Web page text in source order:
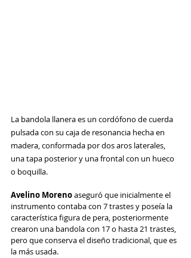
La bandola llanera es un cordófono de cuerda
pulsada con su caja de resonancia hecha en
madera, conformada por dos aros laterales,
una tapa posterior y una frontal con un hueco
o boquilla.
Avelino Moreno aseguró que inicialmente el
instrumento contaba con 7 trastes y poseía la
característica figura de pera, posteriormente
crearon una bandola con 17 o hasta 21 trastes,
pero que conserva el diseño tradicional, que es
la más usada.